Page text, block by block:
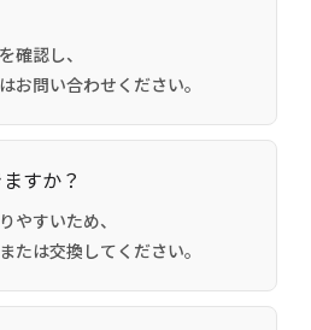
確認し、
お問い合わせください。
すか？
やすいため、
たは交換してください。